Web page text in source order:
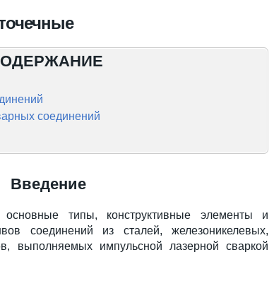
соединений
Введение
основные типы, конструктивные элементы и
соединений из сталей, железоникелевых,
выполняемых импульсной лазерной сваркой